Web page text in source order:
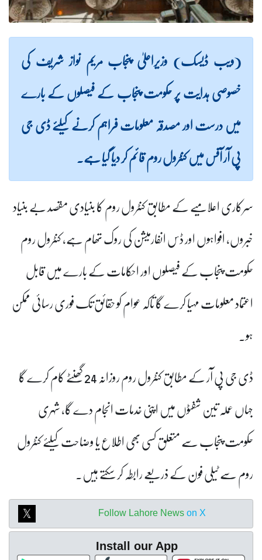
(ویب ڈیسک) وزیراعلیٰ پنجاب مریم نواز شریف کی
خصوصی ہدایت پر حکومت پنجاب کے فیصلوں کے بارے
میں درست اور مصدقہ معلومات فراہم کرنے کیلئے ڈی جی
پی آر آفس میں کنٹرول روم قائم کر دیا گیا ہے۔
سرکاری اعلامیے کے مطابق کنٹرول روم کا بنیادی مقصد بے بنیاد
خبروں، افواہوں اور ڈس انفارمیشن کی روک تھام ہے، کنٹرول روم
حکومت پنجاب کے فیصلوں اور احکامات کے بارے میں قابل
اعتماد معلومات مہیا کرے گا تاکہ عوام کو حقائق تک فوری رسائی ممکن
ہو۔
ڈی جی پی آر کے مطابق کنٹرول روم روزانہ 24 گھنٹے کام کرے گا
جہاں عملہ تین شفٹوں میں اپنی خدمات انجام دے گا، شہری
حکومت پنجاب سے متعلق کسی بھی اطلاع یا وضاحت کیلئے کنٹرول
روم سے ٹیلی فون کے ذریعے رابطہ کر سکتے ہیں۔
Follow Lahore News on X
Install our App